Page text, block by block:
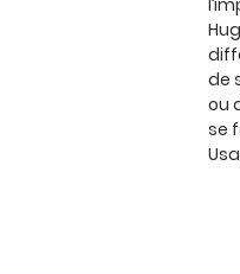
de
ou
se